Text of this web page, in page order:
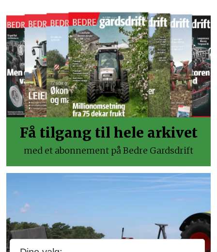
Få tilgang til hele arkivet
med et abonnement på Bedre Gardsdrift